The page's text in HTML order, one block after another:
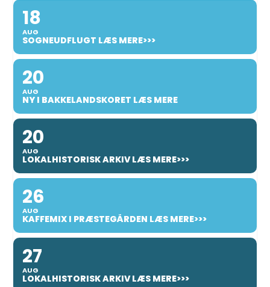
18
AUG
SOGNEUDFLUGT LÆS MERE>>>
20
AUG
NY I BAKKELANDSKORET LÆS MERE
20
AUG
LOKALHISTORISK ARKIV LÆS MERE>>>
26
AUG
KAFFEMIX I PRÆSTEGÅRDEN LÆS MERE>>>
27
AUG
LOKALHISTORISK ARKIV LÆS MERE>>>